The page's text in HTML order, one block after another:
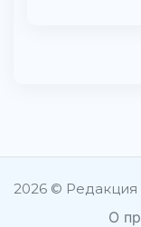
2026 © Редакция
О